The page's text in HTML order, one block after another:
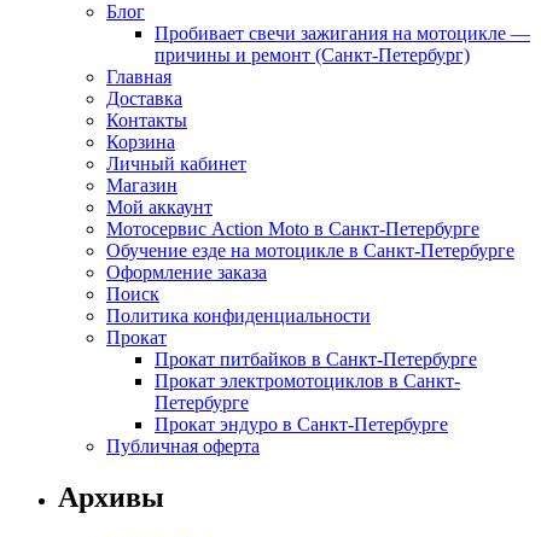
Блог
Пробивает свечи зажигания на мотоцикле —
причины и ремонт (Санкт-Петербург)
Главная
Доставка
Контакты
Корзина
Личный кабинет
Магазин
Мой аккаунт
Мотосервис Action Moto в Санкт-Петербурге
Обучение езде на мотоцикле в Санкт-Петербурге
Оформление заказа
Поиск
Политика конфиденциальности
Прокат
Прокат питбайков в Санкт-Петербурге
Прокат электромотоциклов в Санкт-
Петербурге
Прокат эндуро в Санкт-Петербурге
Публичная оферта
Архивы